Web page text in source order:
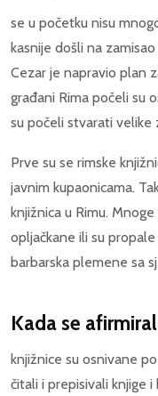
se u početku nisu
kasnije došli na
Cezar je napravio plan
građani Rima počeli su
su počeli stvarati velike
Prve su se rimske
javnim kupaonicama.
knjižnica u Rimu.
opljačkane ili su
barbarska plemene sa
Kada se
knjižnice su osnivane
čitali i prepisivali knjige